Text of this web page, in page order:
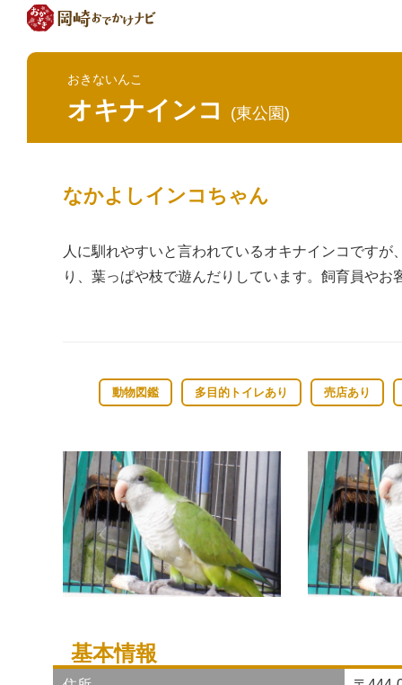
おきないんこ
オキナインコ (東公園)
なかよしインコちゃん
人に馴れやすいと言われているオキナインコです
り、葉っぱや枝で遊んだりしています。飼育員や
動物図鑑 多目的トイレあり 売店あり
基本情報